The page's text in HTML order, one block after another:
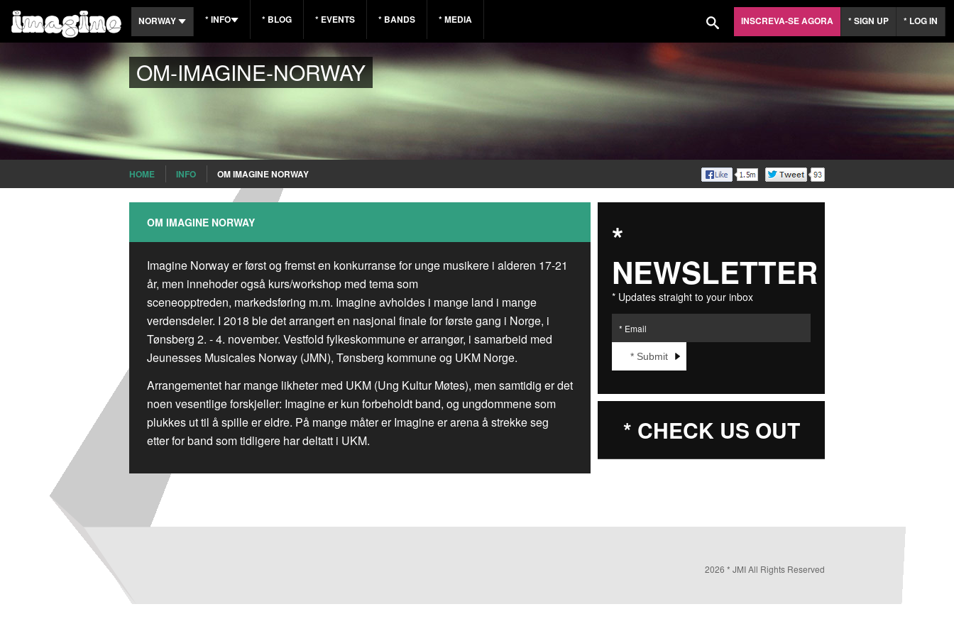
NORWAY
* INTERNATIONAL
* BELGIUM
* FRANCE
* SPAIN
CROATIA
* INFO
O KONKURSIE
* BLOG * EVENTS * BANDS * MEDIA INSCREVA-SE AGORA * SIGN UP * LOG IN
OM-IMAGINE-NORWAY
HOME INFO OM IMAGINE NORWAY
OM IMAGINE NORWAY
Imagine Norway er først og fremst en konkurranse for unge musikere i alderen 17-21
år, men innehoder også kurs/workshop med tema som
sceneopptreden, markedsføring m.m. Imagine avholdes i mange land i mange
verdensdeler. I 2018 ble det arrangert en nasjonal finale for første gang i Norge, i
Tønsberg 2. - 4. november. Vestfold fylkeskommune er arrangør, i samarbeid med
Jeunesses Musicales Norway (JMN), Tønsberg kommune og UKM Norge.
Arrangementet har mange likheter med UKM (Ung Kultur Møtes), men samtidig er det
noen vesentlige forskjeller: Imagine er kun forbeholdt band, og ungdommene som
plukkes ut til å spille er eldre. På mange måter er Imagine er arena å strekke seg
etter for band som tidligere har deltatt i UKM.
*
NEWSLETTER
* Updates straight to your inbox
* CHECK US OUT
2026 * JMI All Rights Reserved